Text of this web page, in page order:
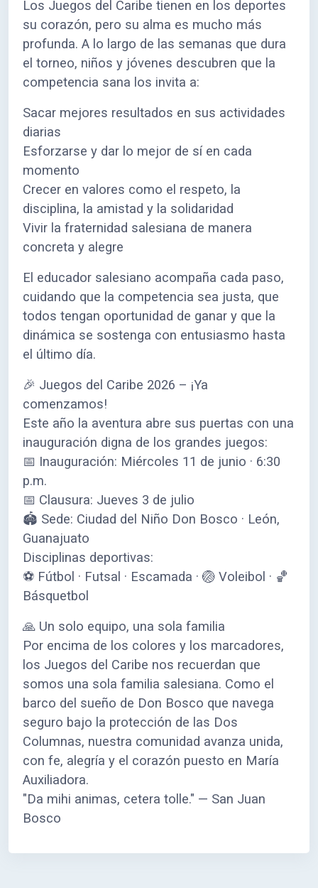
Los Juegos del Caribe tienen en los deportes
su corazón, pero su alma es mucho más
profunda. A lo largo de las semanas que dura
el torneo, niños y jóvenes descubren que la
competencia sana los invita a:
Sacar mejores resultados en sus actividades
diarias
Esforzarse y dar lo mejor de sí en cada
momento
Crecer en valores como el respeto, la
disciplina, la amistad y la solidaridad
Vivir la fraternidad salesiana de manera
concreta y alegre
El educador salesiano acompaña cada paso,
cuidando que la competencia sea justa, que
todos tengan oportunidad de ganar y que la
dinámica se sostenga con entusiasmo hasta
el último día.
🎉 Juegos del Caribe 2026 – ¡Ya
comenzamos!
Este año la aventura abre sus puertas con una
inauguración digna de los grandes juegos:
📅 Inauguración: Miércoles 11 de junio · 6:30
p.m.
📅 Clausura: Jueves 3 de julio
🏟️ Sede: Ciudad del Niño Don Bosco · León,
Guanajuato
Disciplinas deportivas:
⚽ Fútbol · Futsal · Escamada · 🏐 Voleibol · 🏀
Básquetbol
🙏 Un solo equipo, una sola familia
Por encima de los colores y los marcadores,
los Juegos del Caribe nos recuerdan que
somos una sola familia salesiana. Como el
barco del sueño de Don Bosco que navega
seguro bajo la protección de las Dos
Columnas, nuestra comunidad avanza unida,
con fe, alegría y el corazón puesto en María
Auxiliadora.
"Da mihi animas, cetera tolle." — San Juan
Bosco